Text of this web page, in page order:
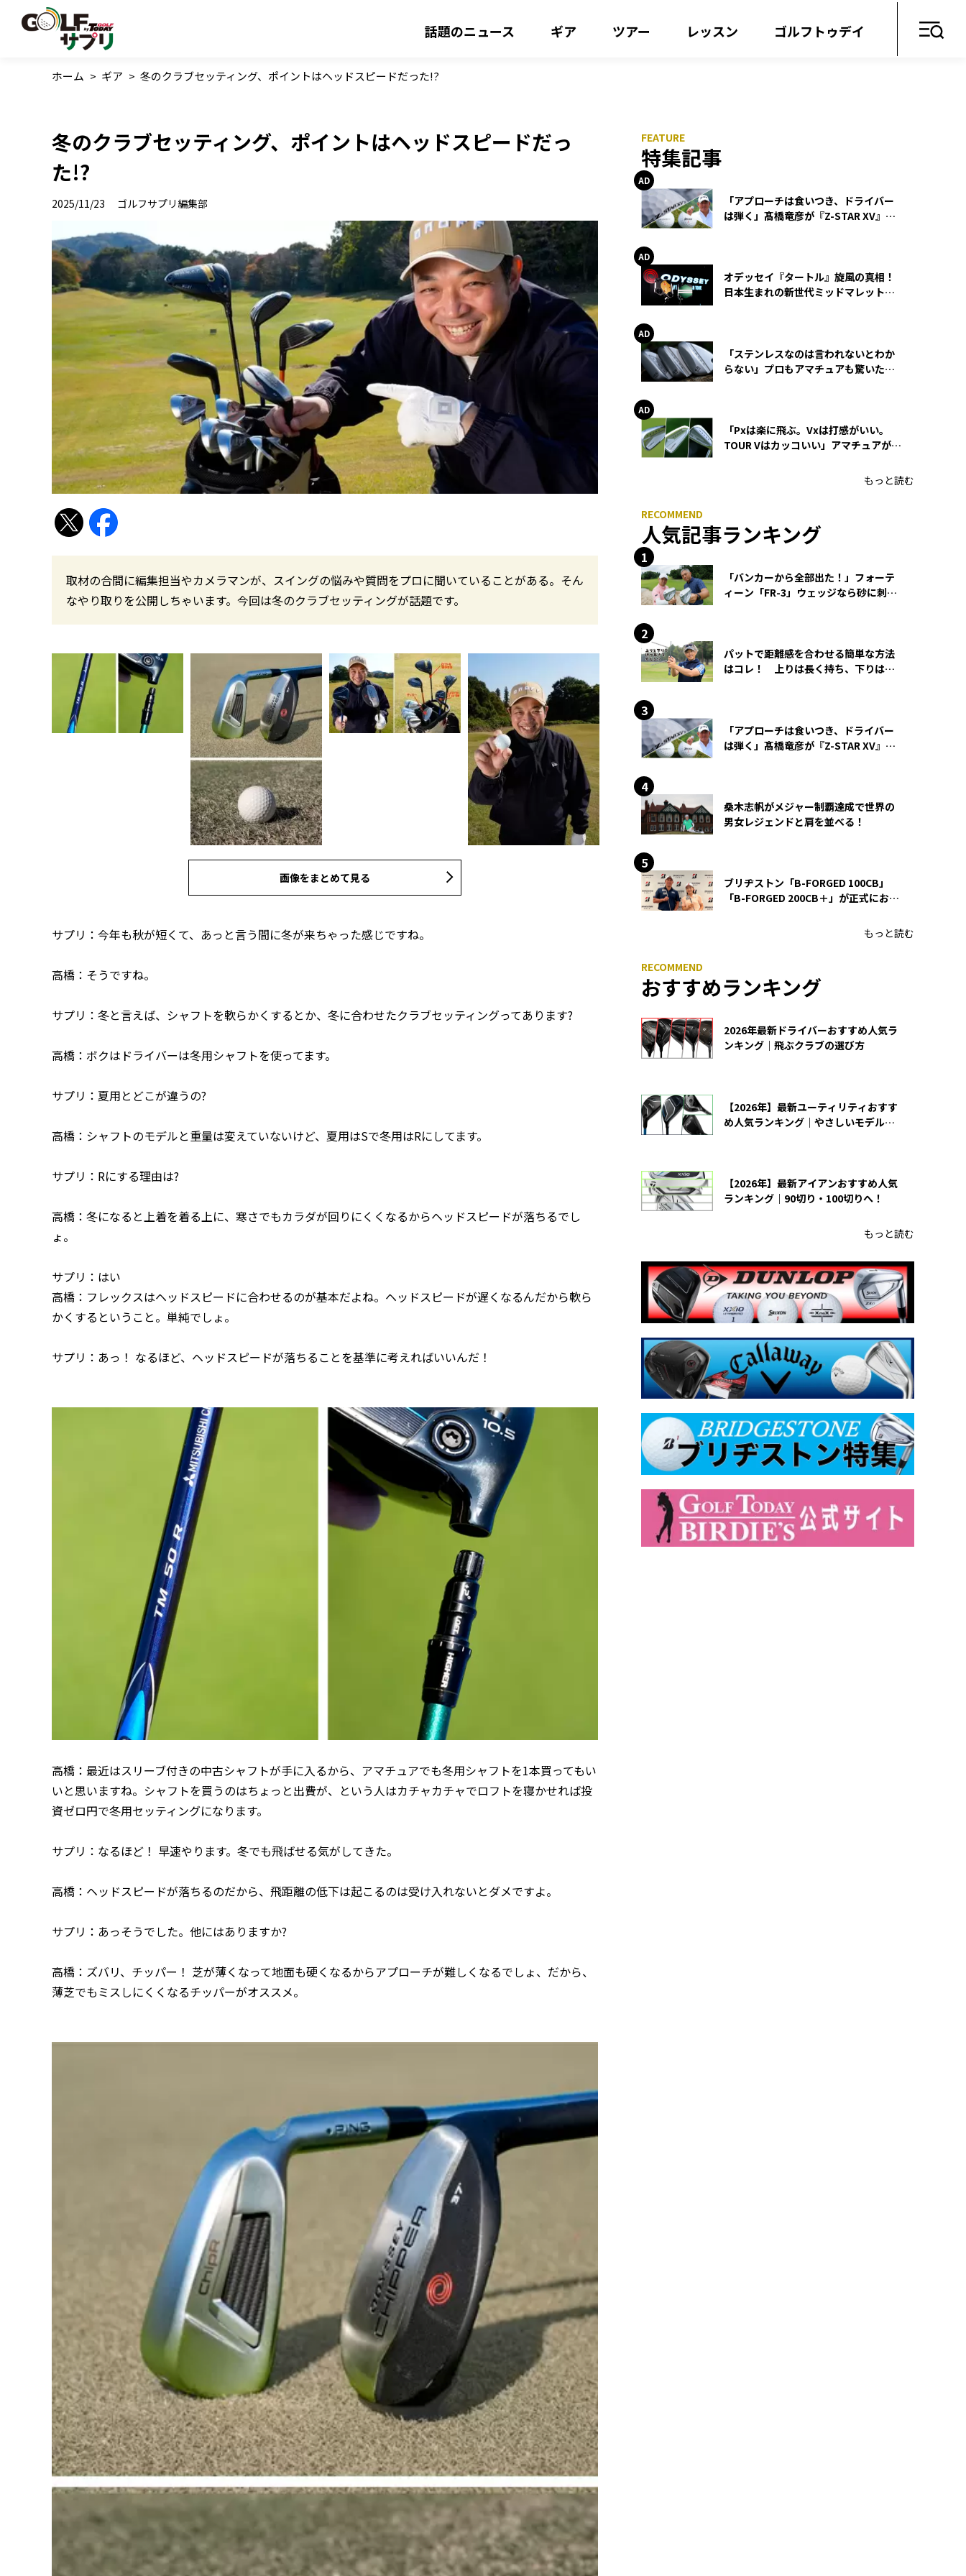
話題のニュース ギア ツアー レッスン ゴルフトゥデイ
ホーム > ギア > 冬のクラブセッティング、ポイントはヘッドスピードだった!?
冬のクラブセッティング、ポイントはヘッドスピードだっ
た!?
2025/11/23 ゴルフサプリ編集部
取材の合間に編集担当やカメラマンが、スイングの悩みや質問をプロに聞いていることがある。そん
なやり取りを公開しちゃいます。今回は冬のクラブセッティングが話題です。
画像をまとめて見る
サプリ：今年も秋が短くて、あっと言う間に冬が来ちゃった感じですね。
高橋：そうですね。
サプリ：冬と言えば、シャフトを軟らかくするとか、冬に合わせたクラブセッティングってあります?
高橋：ボクはドライバーは冬用シャフトを使ってます。
サプリ：夏用とどこが違うの?
高橋：シャフトのモデルと重量は変えていないけど、夏用はSで冬用はRにしてます。
サプリ：Rにする理由は?
高橋：冬になると上着を着る上に、寒さでもカラダが回りにくくなるからヘッドスピードが落ちるでし
ょ。
サプリ：はい
高橋：フレックスはヘッドスピードに合わせるのが基本だよね。ヘッドスピードが遅くなるんだから軟ら
かくするということ。単純でしょ。
サプリ：あっ！ なるほど、ヘッドスピードが落ちることを基準に考えればいいんだ！
高橋：最近はスリーブ付きの中古シャフトが手に入るから、アマチュアでも冬用シャフトを1本買ってもい
いと思いますね。シャフトを買うのはちょっと出費が、という人はカチャカチャでロフトを寝かせれば投
資ゼロ円で冬用セッティングになります。
サプリ：なるほど！ 早速やります。冬でも飛ばせる気がしてきた。
高橋：ヘッドスピードが落ちるのだから、飛距離の低下は起こるのは受け入れないとダメですよ。
サプリ：あっそうでした。他にはありますか?
高橋：ズバリ、チッパー！ 芝が薄くなって地面も硬くなるからアプローチが難しくなるでしょ、だから、
薄芝でもミスしにくくなるチッパーがオススメ。
特集記事
「アプローチは食いつき、ドライバー
は弾く」髙橋竜彦が『Z-STAR XV』を
オデッセイ『タートル』旋風の真相！
日本生まれの新世代ミッドマレットが
「ステンレスなのは言われないとわか
らない」プロもアマチュアも驚いた
「Pxは楽に飛ぶ。Vxは打感がいい。
TOUR Vはカッコいい」アマチュアが選
もっと読む
人気記事ランキング
「バンカーから全部出た！」フォーテ
ィーン「FR-3」ウェッジなら砂に刺さ
パットで距離感を合わせる簡単な方法
はコレ！ 上りは長く持ち、下りは短
「アプローチは食いつき、ドライバー
は弾く」髙橋竜彦が『Z-STAR XV』を
桑木志帆がメジャー制覇達成で世界の
男女レジェンドと肩を並べる！
ブリヂストン「B-FORGED 100CB」
「B-FORGED 200CB＋」が正式にお披
もっと読む
おすすめランキング
2026年最新ドライバーおすすめ人気ラ
ンキング｜飛ぶクラブの選び方
【2026年】最新ユーティリティおすす
め人気ランキング｜やさしいモデルの
【2026年】最新アイアンおすすめ人気
ランキング｜90切り・100切りへ！
もっと読む